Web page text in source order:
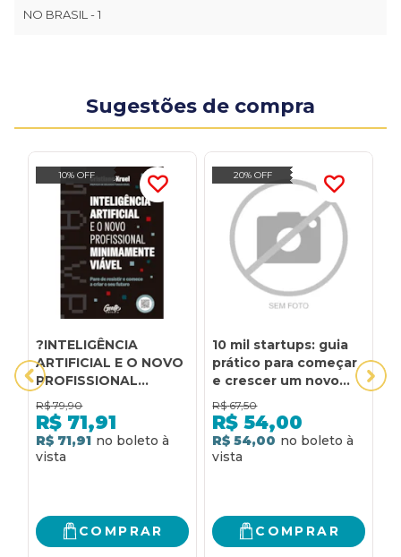
NO BRASIL - 1
Sugestões de compra
10% OFF
?INTELIGÊNCIA
ARTIFICIAL E O NOVO
PROFISSIONAL
MINIMAMENTE VIÁVEL:
PARE DE RESISTIR E
COMECE A CRIAR O
SEU FUTURO
R$ 79,90
R$ 71,91
R$ 71,91
COMPRAR
20% OFF
10 mil startups: guia
prático para começar
e crescer um novo
negócio baseado em
tecnologia no Brasil
R$ 67,50
R$ 54,00
R$ 54,00
COMPRAR